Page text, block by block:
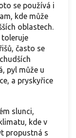
se používá i
kde může
oblastech.
toleruje
často se
pyl může u
a pryskyřice
slunci,
kde v
propustná s